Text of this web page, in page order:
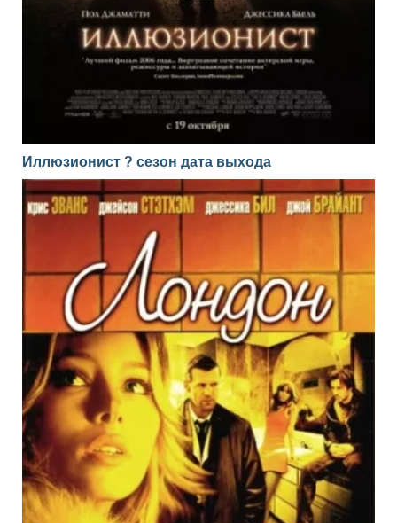
Иллюзионист ? сезон дата выхода